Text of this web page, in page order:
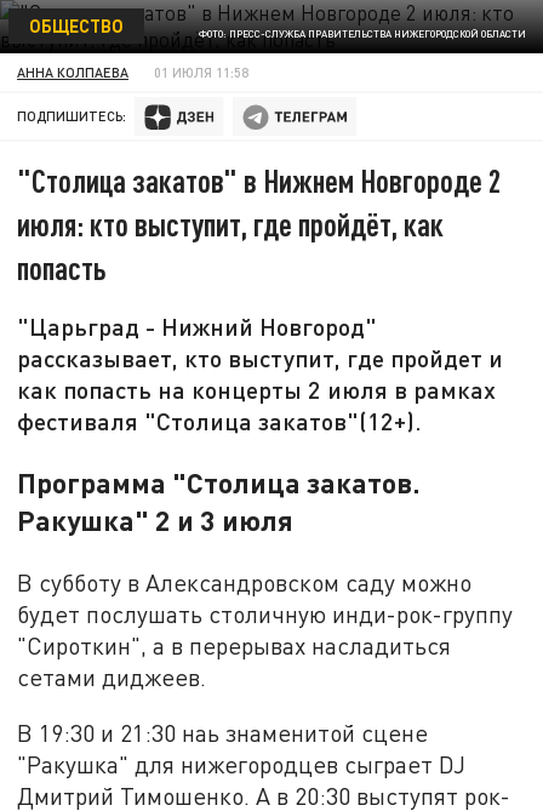
ФОТО: ПРЕСС-СЛУЖБА ПРАВИТЕЛЬСТВА НИЖЕГОРОДСКОЙ ОБЛАСТИ
ОБЩЕСТВО
АННА КОЛПАЕВА 01 ИЮЛЯ 11:58
ПОДПИШИТЕСЬ:
"Столица закатов" в Нижнем Новгороде 2
июля: кто выступит, где пройдёт, как
попасть
"Царьград - Нижний Новгород"
рассказывает, кто выступит, где пройдет и
как попасть на концерты 2 июля в рамках
фестиваля "Столица закатов"(12+).
Программа "Столица закатов.
Ракушка" 2 и 3 июля
В субботу в Александровском саду можно
будет послушать столичную инди-рок-группу
"Сироткин", а в перерывах насладиться
сетами диджеев.
В 19:30 и 21:30 наь знаменитой сцене
"Ракушка" для нижегородцев сыграет DJ
Дмитрий Тимошенко. А в 20:30 выступят рок-